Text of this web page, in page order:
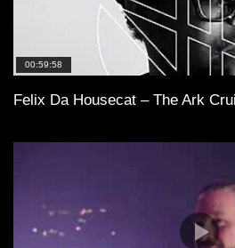
00:59:58
Felix Da Housecat – The Ark